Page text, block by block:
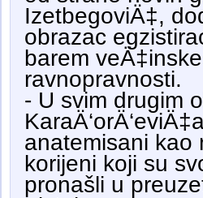
IzetbegoviÄ‡,
obrazac
barem veÄ‡inske
ravnopravnosti.
- U svim drugim
anatemisani kao
korijeni koji su
pronašli u